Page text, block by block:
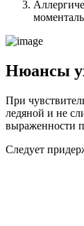
Нюансы
При
ледяной и не
выраженности
Следует